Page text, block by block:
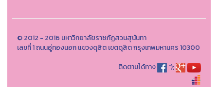
© 2012 - 2016 มหาวิทยาลัยราชภัฏสวนสุนันทา
เลขที่ 1 ถนนอู่ทองนอก แขวงดุสิต เขตดุสิต กรุงเทพมหานคร 10300
ติดตามได้ทาง
");